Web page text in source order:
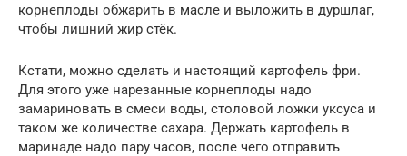
корнеплоды обжарить в масле и выложить в дуршлаг,
чтобы лишний жир стёк.
Кстати, можно сделать и настоящий картофель фри.
Для этого уже нарезанные корнеплоды надо
замариновать в смеси воды, столовой ложки уксуса и
таком же количестве сахара. Держать картофель в
маринаде надо пару часов, после чего отправить